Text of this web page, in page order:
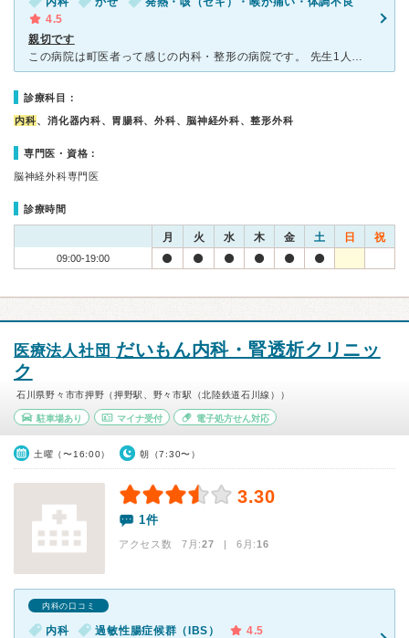
4.5
親切です
この病院は町医者って感じの内科・整形の病院です。 先生1人で全ての患者さんを診察しているので先生はバタバタしている患者ですが凄く親切な先生です。 待合室は人がいっぱいで正直インフルエンザの
診療科目：
内科、消化器内科、胃腸科、外科、脳神経外科、整形外科
専門医・資格：
脳神経外科専門医
診療時間
月 火 水 木 金 土 日 祝
09:00-19:00
医療法人社団 だいもん内科・腎透析クリニッ
ク
石川県野々市市押野（押野駅、野々市駅（北陸鉄道石川線））
駐車場あり マイナ受付 電子処方せん対応
土曜（〜16:00） 朝（7:30〜）
3.30
1件
アクセス数 7月:27 | 6月:16
内科の口コミ
内科 過敏性腸症候群（IBS）
4.5